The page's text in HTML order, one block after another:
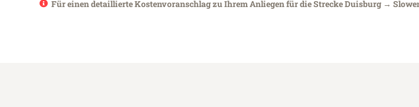
Für einen detaillierte Kostenvoranschlag zu Ihrem Anliegen für die Strecke Duisburg →